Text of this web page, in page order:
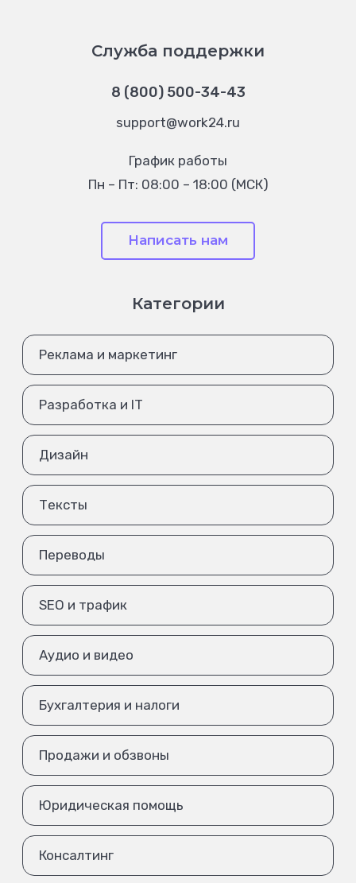
Служба поддержки
8 (800) 500-34-43
support@work24.ru
График работы
Пн – Пт: 08:00 – 18:00 (МСК)
Написать нам
Категории
Реклама и маркетинг
Разработка и IT
Дизайн
Тексты
Переводы
SEO и трафик
Аудио и видео
Бухгалтерия и налоги
Продажи и обзвоны
Юридическая помощь
Консалтинг